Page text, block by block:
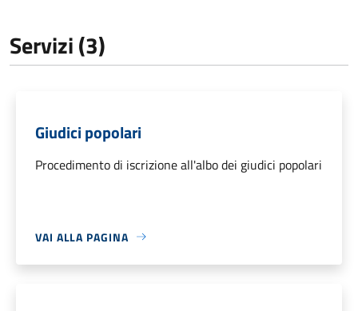
Servizi (3)
Giudici popolari
Procedimento di iscrizione all'albo dei giudici popolari
VAI ALLA PAGINA